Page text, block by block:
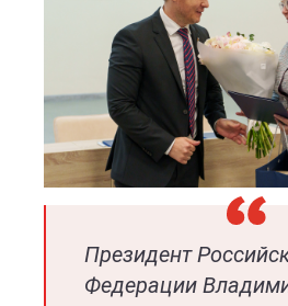
Президент
Федерации